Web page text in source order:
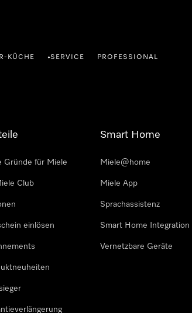
KÜCHE •SERVICE PROFESSIONAL
Gründe für Miele
Club
einlösen
Smart Home
Miele@home
Miele App
Sprachassistenz
Smart Home Integration
Vernetzbare Geräte